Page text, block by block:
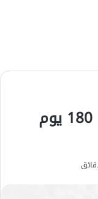
رسوم تأشيرة خروج وعودة 180 يوم